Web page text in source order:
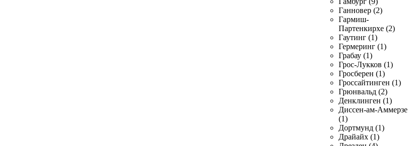
Ганновер (2)
Гармиш-
Партенкирхе (2)
Гаутинг (1)
Гермеринг (1)
Грабау (1)
Грос-Лукков (1)
Гросберен (1)
Гроссайтинген (1)
Грюнвальд (2)
Денклинген (1)
Диссен-ам-Аммерзе
(1)
Дортмунд (1)
Драйайх (1)